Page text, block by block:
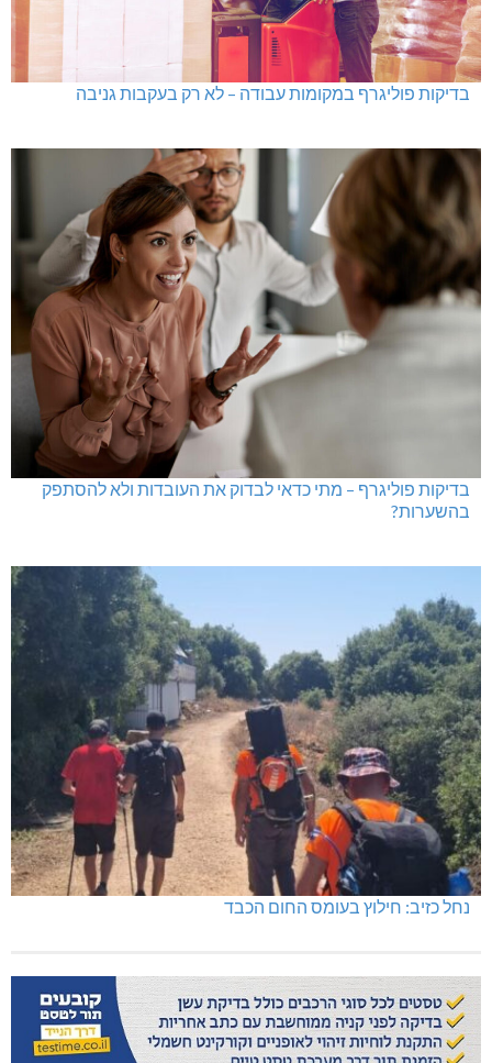
בדיקות פוליגרף במקומות עבודה – לא רק בעקבות גניבה
בדיקות פוליגרף – מתי כדאי לבדוק את העובדות ולא להסתפק
בהשערות?
נחל כזיב: חילוץ בעומס החום הכבד